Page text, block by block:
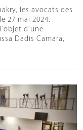
les avocats des
27 mai 2024.
d’une
Dadis Camara,